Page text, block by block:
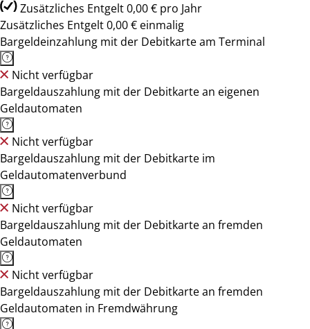
Zusätzliches Entgelt 0,00 € pro Jahr
Zusätzliches Entgelt 0,00 € einmalig
Bargeldeinzahlung mit der Debitkarte am Terminal
Nicht verfügbar
Bargeldauszahlung mit der Debitkarte an eigenen
Geldautomaten
Nicht verfügbar
Bargeldauszahlung mit der Debitkarte im
Geldautomatenverbund
Nicht verfügbar
Bargeldauszahlung mit der Debitkarte an fremden
Geldautomaten
Nicht verfügbar
Bargeldauszahlung mit der Debitkarte an fremden
Geldautomaten in Fremdwährung